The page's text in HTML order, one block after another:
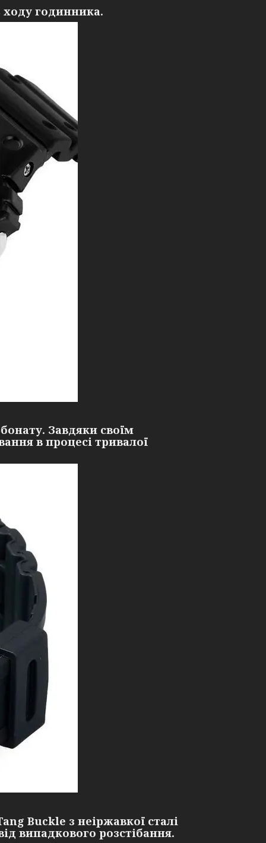
ходу годинника.
Завдяки своїм
в процесі тривалої
Buckle з неіржавкої сталі
випадкового розстібання.